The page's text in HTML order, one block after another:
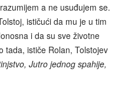
a ne usuđujem se.
ističući da mu je u tim
i da su sve životne
tada, ističe Rolan, Tolstojev
Jutro jednog spahije,